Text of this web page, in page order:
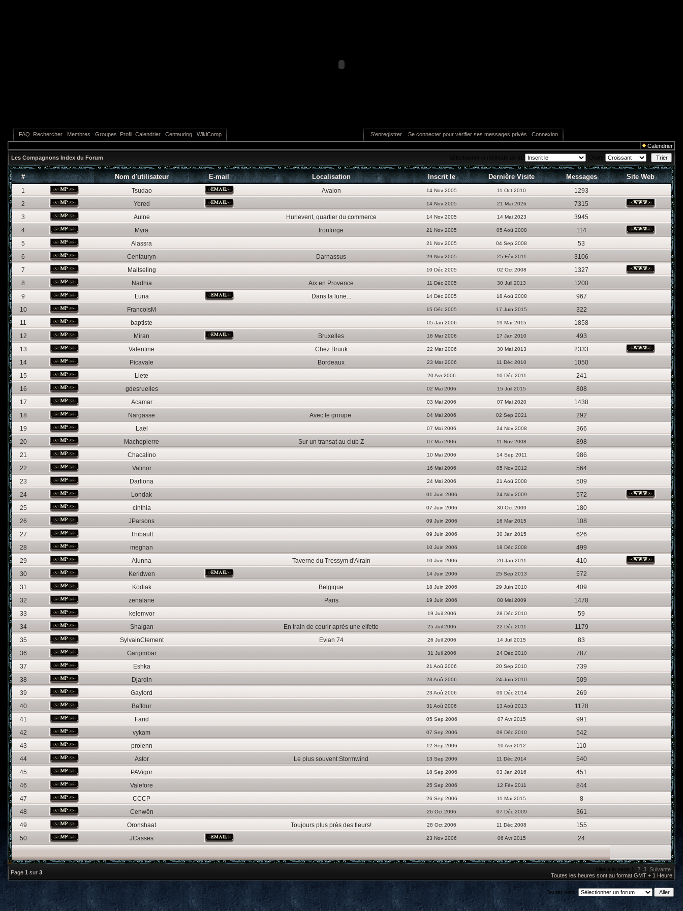
FAQ Rechercher Membres Groupes Profil Calendrier Centauring WikiComp S'enregistrer Se connecter pour vérifier ses messages privés
Connexion
Calendrier
Les Compagnons Index du Forum
# Nom d'utilisateur E-mail Localisation Inscrit le Dernière Visite Messages Site Web
1 Tsudao Avalon 14 Nov 2005 11 Oct 2010
1293
2
Yored 14 Nov 2005 21 Mai 2026
7315
3
Aulne Hurlevent, quartier du commerce 14 Nov 2005 14 Mai 2023
3945
4
Myra Ironforge 21 Nov 2005 05 Aoû 2008
114
5
Alassra 21 Nov 2005 04 Sep 2008
53
6
Centauryn Darnassus 29 Nov 2005 25 Fév 2011
3106
7
Maitseling 10 Déc 2005 02 Oct 2008
1327
8
Nadhia Aix en Provence 11 Déc 2005 30 Juil 2013
1200
9
Luna Dans la lune... 14 Déc 2005 18 Aoû 2008
967
10
FrancoisM 15 Déc 2005 17 Juin 2015
322
11
baptiste 05 Jan 2006 19 Mar 2015
1858
12
Miran Bruxelles 16 Mar 2006 17 Jan 2010
493
13
Valentine Chez Bruuk 22 Mar 2006 30 Mai 2013
2333
14
Picavale Bordeaux 23 Mar 2006 11 Déc 2010
1050
15
Liete 20 Avr 2006 10 Déc 2011
241
16
gdesruelles 02 Mai 2006 15 Juil 2015
808
17
Acamar 03 Mai 2006 07 Mai 2020
1438
18
Nargasse Avec le groupe. 04 Mai 2006 02 Sep 2021
292
19
Laël 07 Mai 2006 24 Nov 2008
366
20
Machepierre Sur un transat au club Z 07 Mai 2006 11 Nov 2008
898
21
Chacalino 10 Mai 2006 14 Sep 2011
986
22
Valinor 16 Mai 2006 05 Nov 2012
564
23
Darliona 24 Mai 2006 21 Aoû 2008
509
24
Londak 01 Juin 2006 24 Nov 2009
572
25
cinthia 07 Juin 2006 30 Oct 2009
180
26
JParsons 09 Juin 2006 16 Mar 2015
108
27
Thibault 09 Juin 2006 30 Jan 2015
626
28
meghan 10 Juin 2006 18 Déc 2008
499
29
Alunna Taverne du Tressym d'Airain 10 Juin 2006 20 Jan 2011
410
30
Keridwen 14 Juin 2006 25 Sep 2013
572
31
Kodiak Belgique 18 Juin 2006 29 Juin 2010
409
32
zenalane Paris 19 Juin 2006 08 Mai 2009
1478
33
kelemvor 19 Juil 2006 28 Déc 2010
59
34
Shaigan En train de courir après une elfette 25 Juil 2006 22 Déc 2011
1179
35
SylvainClement Evian 74 26 Juil 2006 14 Juil 2015
83
36
Gargimbar 31 Juil 2006 24 Déc 2010
787
37
Eshka 21 Aoû 2006 20 Sep 2010
739
38
Djardin 23 Aoû 2006 24 Juin 2010
509
39
Gaylord 23 Aoû 2006 09 Déc 2014
269
40
Baffdur 31 Aoû 2006 13 Aoû 2013
1178
41
Farid 05 Sep 2006 07 Avr 2015
991
42
vykam 07 Sep 2006 09 Déc 2010
542
43
proienn 12 Sep 2006 10 Avr 2012
110
44
Astor Le plus souvent Stormwind 13 Sep 2006 11 Déc 2014
540
45
PAVigor 18 Sep 2006 03 Jan 2016
451
46
Valefore 25 Sep 2006 12 Fév 2011
844
47
CCCP 26 Sep 2006 11 Mai 2015
8
48
Cenwën 26 Oct 2006 07 Déc 2009
361
49
Oronshaat Toujours plus près des fleurs! 28 Oct 2006 11 Déc 2008
155
50
JCasses 23 Nov 2006 06 Avr 2015 24
Page 1 sur 3 Aller à la page 1 2 3 Suivante
Toutes les heures sont au format GMT + 1 Heure
Sauter vers: